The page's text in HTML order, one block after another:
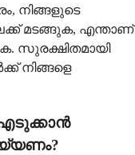
നിങ്ങളുടെ
മടങ്ങുക, എന്താണ്
സുരക്ഷിതമായി
നിങ്ങളെ